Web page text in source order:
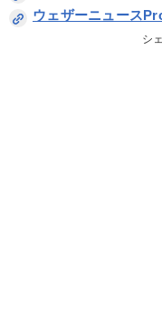
ウェザーニュース
シ